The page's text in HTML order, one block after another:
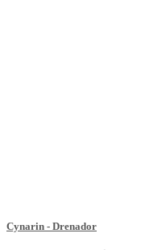
Cynarin - Drenador